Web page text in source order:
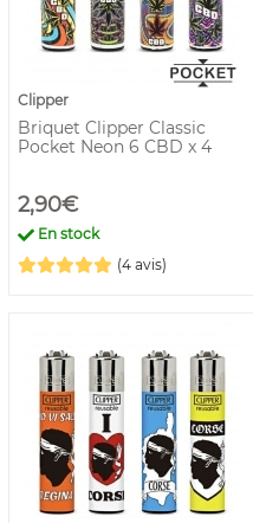
Clipper
Briquet Clipper Classic
Pocket Neon 6 CBD x 4
2,90€
En stock
(4 avis)